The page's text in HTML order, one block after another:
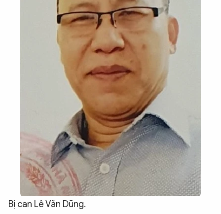
Bị can Lê Văn Dũng.